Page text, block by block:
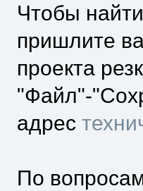
Чтобы
пришлите
проекта
"Файл"-
адрес
По